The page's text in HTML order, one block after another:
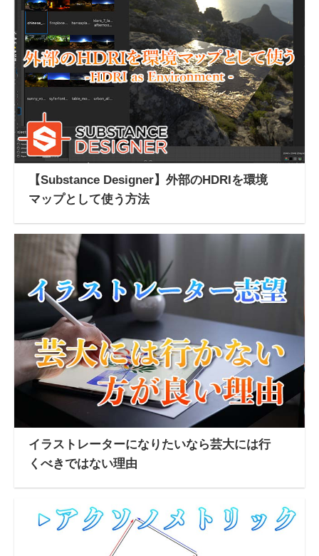
【Substance Designer】外部のHDRIを環境
マップとして使う方法
イラストレーターになりたいなら芸大には行
くべきではない理由